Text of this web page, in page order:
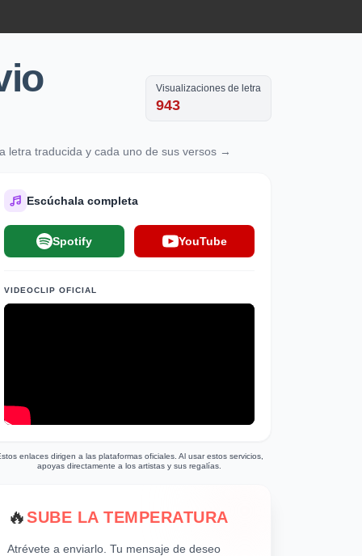
Visualizaciones de letra
943
letra traducida y cada uno de sus versos →
Escúchala completa
Spotify YouTube
VIDEOCLIP OFICIAL
enlaces dirigen a las plataformas oficiales. Al usar estos servicios,
apoyas directamente a los artistas y sus regalías.
🔥SUBE LA TEMPERATURA
Atrévete a enviarlo. Tu mensaje de deseo